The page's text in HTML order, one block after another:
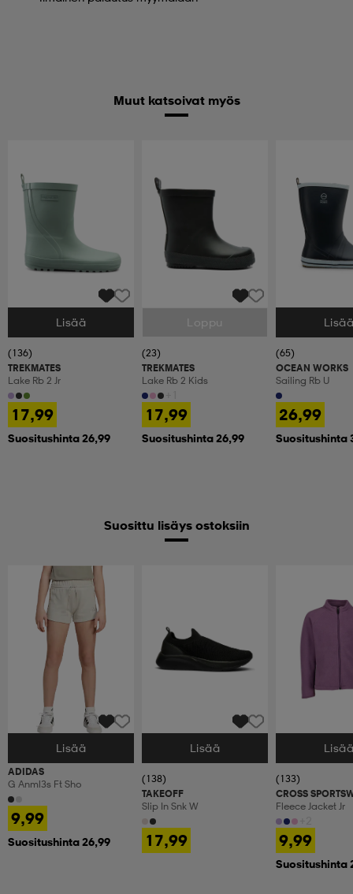
Muut katsoivat myös
Valitse Koko
Lisää
(136)
TREKMATES
Lake Rb 2 Jr
17,99
Suositushinta 26,99
Valitse Koko
Loppu
(23)
TREKMATES
Lake Rb 2 Kids
17,99
Suositushinta 26,99
Valitse Koko
(65)
OCEAN WORKS
Sailing Rb U
26,99
Suositushinta
Suosittu lisäys ostoksiin
Valitse Koko
Lisää
ADIDAS
G Anml3s Ft Sho
9,99
Suositushinta 26,99
Valitse Koko
Lisää
(138)
TAKEOFF
Slip In Snk W
17,99
Valitse Koko
(133)
CROSS
Fleece Jacket Jr
9,99
Suositushinta